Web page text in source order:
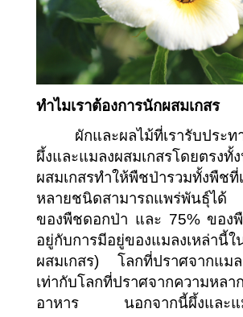
ทำไมเราต้องการนักผสมเกสร
ผักและผลไม้ที่เรารับประ
ผึ้งและแมลงผสมเกสรโดยตร
ผสมเกสรทำให้พืชป่ารวมทั้งพืชที่
หลายชนิดสามารถแพร่พันธุ์ไ
ของพืชดอกป่า และ 75% ของ
อยู่กับการมีอยู่ของแมลงเหล่านี้ใ
ผสมเกสร) โลกที่ปราศจากแมล
เท่ากับโลกที่ปราศจากความหลา
อาหาร นอกจากนี้ผึ้งและแม